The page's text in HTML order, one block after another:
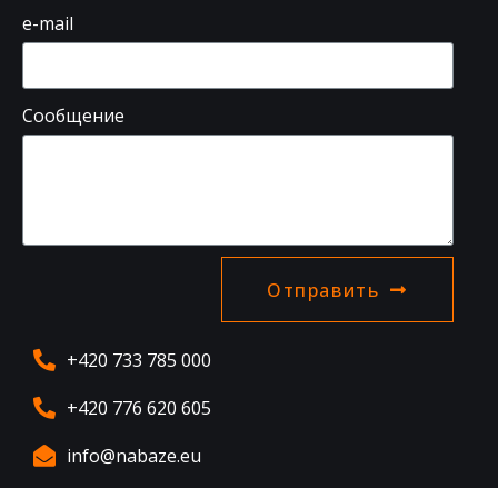
e-mail
Сообщение
Отправить
+420 733 785 000
+420 776 620 605
info@nabaze.eu